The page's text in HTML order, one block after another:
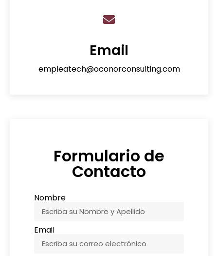
Email
empleatech@oconorconsulting.com
Formulario de
Contacto
Nombre
Email